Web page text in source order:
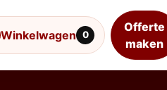
Winkelwagen 0
Offerte
maken